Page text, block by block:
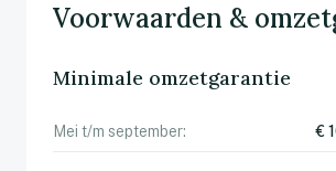
Voorwaarden &
Minimale omzetgarantie
Mei t/m september: €